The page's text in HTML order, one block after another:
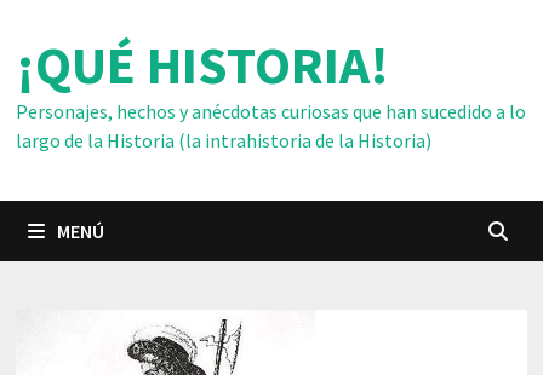
contenido
¡QUÉ HISTORIA!
Personajes, hechos y anécdotas curiosas que han sucedido a lo
largo de la Historia (la intrahistoria de la Historia)
MENÚ